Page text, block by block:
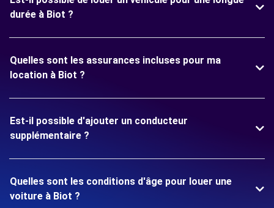
durée à Biot ?
Quelles sont les assurances incluses pour ma
location à Biot ?
Est-il possible d'ajouter un conducteur
supplémentaire ?
Quelles sont les conditions d'âge pour louer une
voiture à Biot ?